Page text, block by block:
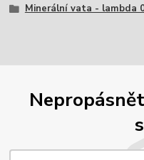
Minerální vata - lambda